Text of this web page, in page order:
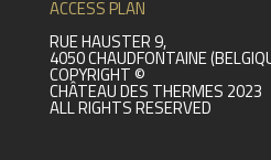
ACCESS PLAN
RUE HAUSTER 9,
4050 CHAUDFONTAINE
COPYRIGHT ©
CHÂTEAU DES THERMES 2023
ALL RIGHTS RESERVED